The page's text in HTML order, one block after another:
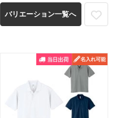
バリエーション一覧へ